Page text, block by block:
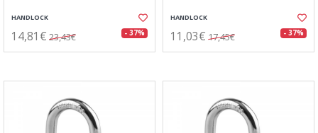
HANDLOCK
14,81€ 23,43€ - 37%
HANDLOCK
11,03€ 17,45€ - 37%